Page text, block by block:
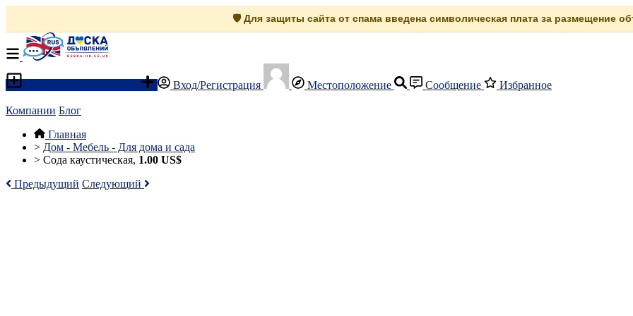
🛡️ Для защиты сайта от спама введена символическая плата за размещение
Вход/Регистрация Местоположение Сообщение Избранное
Компании Блог
Главная
> Дом - Мебель - Для дома и сада
> Сода каустическая, 1.00 US$
Предыдущий Следующий